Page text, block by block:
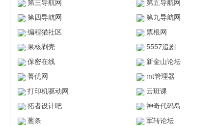
第三导航网
第五导航网
第四导航网
第九导航网
编程猫社区
票根网
果核剥壳
5557追剧
保密在线
新金山论坛
菁优网
mt管理器
打印机驱动网
云班课
拓者设计吧
神奇代码岛
葱条
军转论坛